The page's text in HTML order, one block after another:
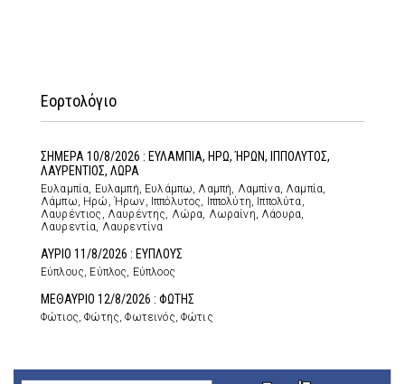
Εορτολόγιο
ΣΗΜΕΡΑ 10/8/2026 : ΕΥΛΑΜΠΙΑ, ΗΡΩ, ΉΡΩΝ, ΙΠΠΟΛΥΤΟΣ,
ΛΑΥΡΕΝΤΙΟΣ, ΛΩΡΑ
Ευλαμπία, Ευλαμπή, Ευλάμπω, Λαμπή, Λαμπίνα, Λαμπία,
Λάμπω, Ηρώ, Ήρων, Ιππόλυτος, Ιππολύτη, Ιππολύτα,
Λαυρέντιος, Λαυρέντης, Λώρα, Λωραίνη, Λάουρα,
Λαυρεντία, Λαυρεντίνα
ΑΥΡΙΟ 11/8/2026 : ΕΥΠΛΟΥΣ
Εύπλους, Εύπλος, Εύπλοος
ΜΕΘΑΥΡΙΟ 12/8/2026 : ΦΩΤΗΣ
Φώτιος, Φώτης, Φωτεινός, Φώτις